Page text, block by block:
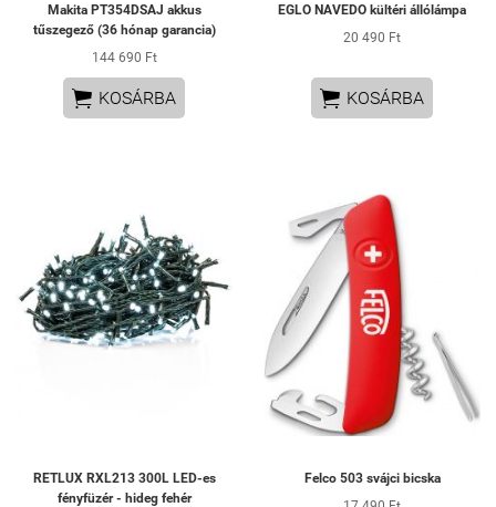
Makita PT354DSAJ akkus
tűszegező (36 hónap garancia)
144 690 Ft
 KOSÁRBA
EGLO NAVEDO kültéri állólámpa
20 490 Ft
 KOSÁRBA
RETLUX RXL213 300L LED-es
fényfüzér - hideg fehér
Felco 503 svájci bicska